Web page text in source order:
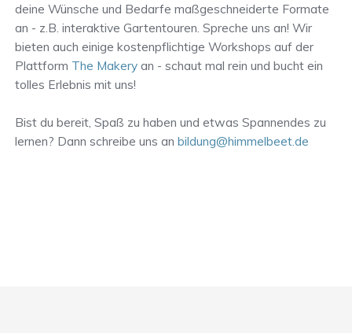
deine Wünsche und Bedarfe maßgeschneiderte Formate
an - z.B. interaktive Gartentouren. Spreche uns an! Wir
bieten auch einige kostenpflichtige Workshops auf der
Plattform The Makeryan - schaut mal rein und bucht ein
tolles Erlebnis mit uns!
Bist du bereit, Spaß zu haben und etwas Spannendes zu
lernen? Dann schreibe uns an bildung@himmelbeet.de